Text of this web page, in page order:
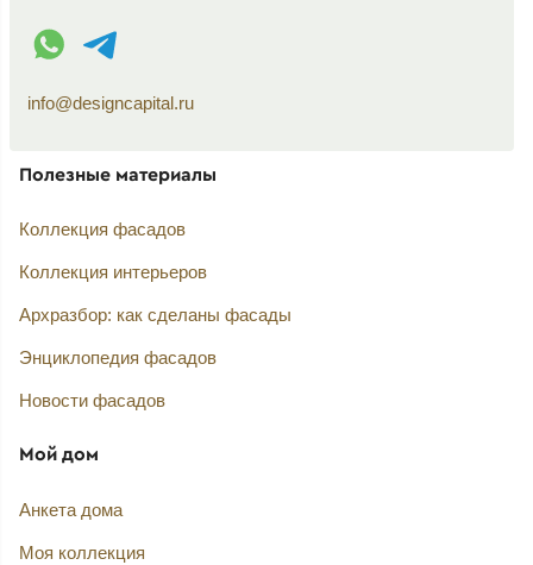
WhatsApp контакт
Telegram контакт
info@designcapital.ru
Полезные материалы
Коллекция фасадов
Коллекция интерьеров
Архразбор: как сделаны фасады
Энциклопедия фасадов
Новости фасадов
Мой дом
Анкета дома
Моя коллекция